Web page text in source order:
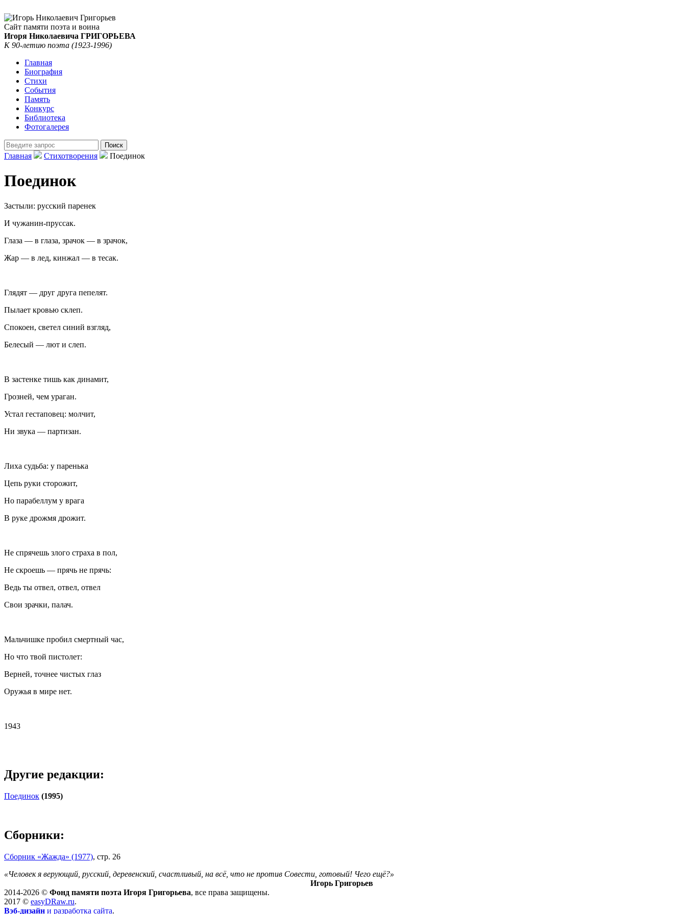
Сайт памяти поэта и воина
Игоря Николаевича ГРИГОРЬЕВА
К 90-летию поэта (1923-1996)
Главная
Биография
Стихи
События
Память
Конкурс
Библиотека
Фотогалерея
Главная Стихотворения Поединок
Поединок
Застыли: русский паренек
И чужанин-пруссак.
Глаза — в глаза, зрачок — в зрачок,
Жар — в лед, кинжал — в тесак.
Глядят — друг друга пепелят.
Пылает кровью склеп.
Спокоен, светел синий взгляд,
Белесый — лют и слеп.
В застенке тишь как динамит,
Грозней, чем ураган.
Устал гестаповец: молчит,
Ни звука — партизан.
Лиха судьба: у паренька
Цепь руки сторожит,
Но парабеллум у врага
В руке дрожмя дрожит.
Не спрячешь злого страха в пол,
Не скроешь — прячь не прячь:
Ведь ты отвел, отвел, отвел
Свои зрачки, палач.
Мальчишке пробил смертный час,
Но что твой пистолет:
Верней, точнее чистых глаз
Оружья в мире нет.
1943
Другие редакции:
Поединок (1995)
Сборники:
Сборник «Жажда» (1977), стр. 26
«Человек я верующий, русский, деревенский, счастливый, на всё, что не против Совести, готовый! Чего ещё?»
Игорь Григорьев
2014-2026 © Фонд памяти поэта Игоря Григорьева, все права защищены.
2017 © easyDRaw.ru.
Вэб-дизайн и разработка сайта.